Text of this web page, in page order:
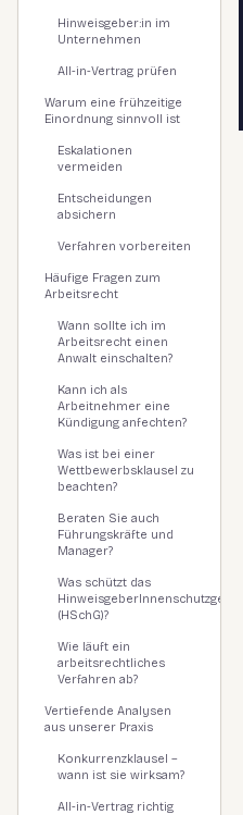
Hinweisgeber:in im
Unternehmen
All-in-Vertrag prüfen
Warum eine frühzeitige
Einordnung sinnvoll ist
Eskalationen
vermeiden
Entscheidungen
absichern
Verfahren vorbereiten
Häufige Fragen zum
Arbeitsrecht
Wann sollte ich im
Arbeitsrecht einen
Anwalt einschalten?
Kann ich als
Arbeitnehmer eine
Kündigung anfechten?
Was ist bei einer
Wettbewerbsklausel zu
beachten?
Beraten Sie auch
Führungskräfte und
Manager?
Was schützt das
HinweisgeberInnenschutzgesetz
(HSchG)?
Wie läuft ein
arbeitsrechtliches
Verfahren ab?
Vertiefende Analysen
aus unserer Praxis
Konkurrenzklausel –
wann ist sie wirksam?
All-in-Vertrag richtig